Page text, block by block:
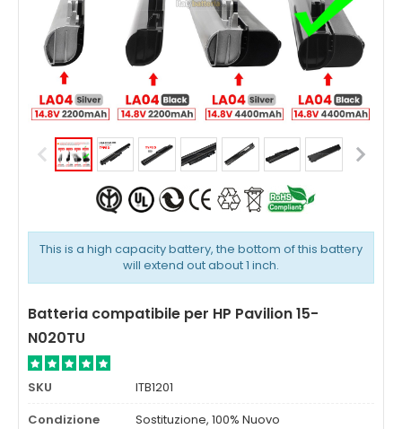
This is a high capacity battery, the bottom of this battery
will extend out about 1 inch.
Batteria compatibile per HP Pavilion 15-
N020TU
SKU
ITB1201
Condizione
Sostituzione, 100% Nuovo